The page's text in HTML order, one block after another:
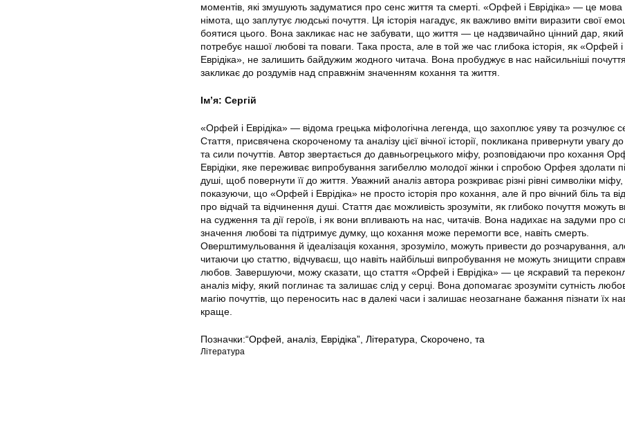
моментів, які змушують задуматися про сенс життя та смерті. «Орфей і Еврідіка» — це мова
німота, що заплутує людські почуття. Ця історія нагадує, як важливо вміти виразити свої
боятися цього. Вона закликає нас не забувати, що життя — це надзвичайно цінний дар, який
потребує нашої любові та поваги. Така проста, але в той же час глибока історія, як «Орфей і
Еврідіка», не залишить байдужим жодного читача. Вона пробуджує в нас найсильніші
закликає до роздумів над справжнім значенням кохання та життя.
Ім’я: Сергій
«Орфей і Еврідіка» — відома грецька міфологічна легенда, що захоплює уяву та розчулює
Стаття, присвячена скороченому та аналізу цієї вічної історії, покликана привернути увагу
та сили почуттів. Автор звертається до давньогрецького міфу, розповідаючи про кохання
Еврідіки, яке переживає випробування загибеллю молодої жінки і спробою Орфея здолати
душі, щоб повернути її до життя. Уважний аналіз автора розкриває різні рівні символіки міфу,
показуючи, що «Орфей і Еврідіка» не просто історія про кохання, але й про вічний біль та
про відчай та відчинення душі. Стаття дає можливість зрозуміти, як глибоко почуття можуть
на судження та дії героїв, і як вони впливають на нас, читачів. Вона надихає на задуми про
значення любові та підтримує думку, що кохання може перемогти все, навіть смерть.
Оверштимульовання й ідеалізація кохання, зрозуміло, можуть привести до розчарування,
читаючи цю статтю, відчуваєш, що навіть найбільші випробування не можуть знищити
любов. Завершуючи, можу сказати, що стаття «Орфей і Еврідіка» — це яскравий та
аналіз міфу, який поглинає та залишає слід у серці. Вона допомагає зрозуміти сутність
магію почуттів, що переносить нас в далекі часи і залишає неозагнане бажання пізнати їх
краще.
Позначки:“Орфей аналіз Еврідіка” Література Скорочено та
Література